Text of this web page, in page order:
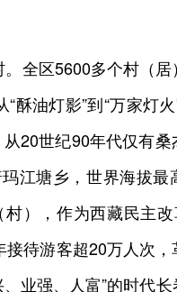
全区5600多个村（居
酥油灯影”到“万家灯
20世纪90年代仅有
江塘乡，世界海拔最
），作为西藏民主改
待游客超20万人次
业强、人富”的时代